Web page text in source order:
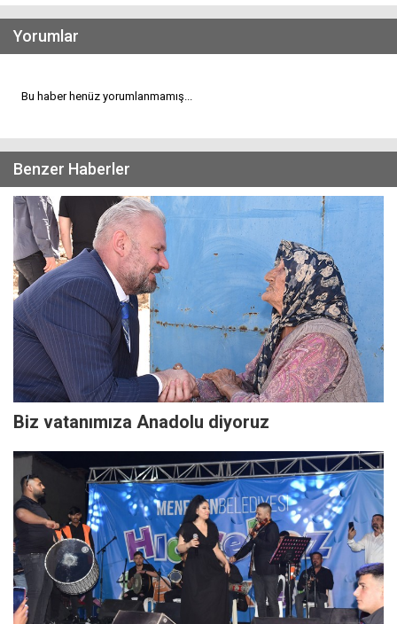
Yorumlar
Bu haber henüz yorumlanmamış...
Benzer Haberler
Biz vatanımıza Anadolu diyoruz